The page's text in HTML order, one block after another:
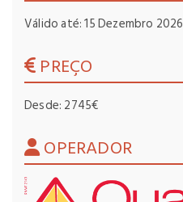
Válido até: 15 Dezembro 2026
PREÇO
Desde: 2745€
OPERADOR